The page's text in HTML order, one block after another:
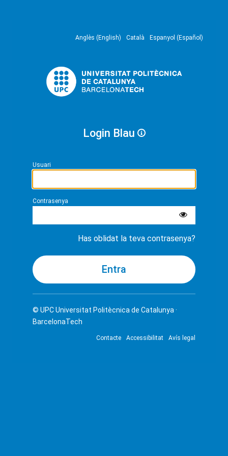
Anglès (English) Català Espanyol (Español)
Login Blau
Usuari
Contrasenya
Has oblidat la teva contrasenya?
© UPCUniversitat Politècnica de Catalunya ·
BarcelonaTech
Contacte Accessibilitat Avís legal